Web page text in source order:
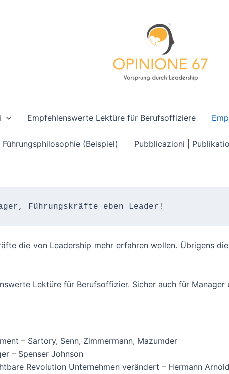
Empfehlenswerte Lektüre für Berufsoffiziere
Führungsphilosophie (Beispiel) Pubblicazioni |
Führungskräfte eben Leader!
die von Leadership mehr erfahren wollen. Übrigens
Lektüre für Berufsoffizier. Sicher auch für Manager
– Sartory, Senn, Zimmermann, Mazumder
– Spenser Johnson
Revolution Unternehmen verändert – Hermann Arnold